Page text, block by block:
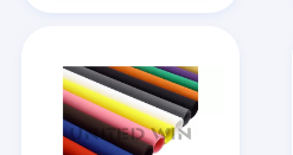
المنتجات
أشرطة فيديو